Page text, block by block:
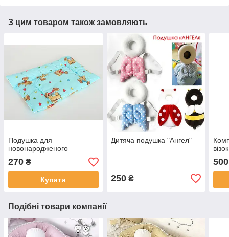
З цим товаром також замовляють
Подушка для
новонародженого
270 ₴
Купити
Дитяча подушка "Ангел"
250₴
500
Подібні товари компанії